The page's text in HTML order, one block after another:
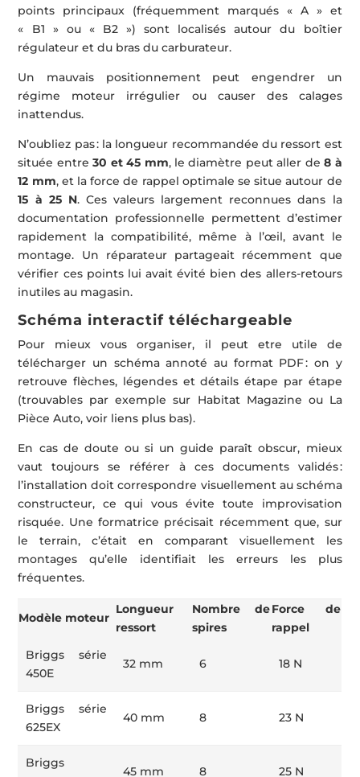
points principaux (fréquemment marqués « A » et
« B1 » ou « B2 ») sont localisés autour du boîtier
régulateur et du bras du carburateur.
Un mauvais positionnement peut engendrer un
régime moteur irrégulier ou causer des calages
inattendus.
N’oubliez pas : la longueur recommandée du ressort est
située entre30 et 45 mm, le diamètre peut aller de8 à
12 mm, et la force de rappel optimale se situe autour de
15 à 25 N. Ces valeurs largement reconnues dans la
documentation professionnelle permettent d’estimer
rapidement la compatibilité, même à l’œil, avant le
montage. Un réparateur partageait récemment que
vérifier ces points lui avait évité bien des allers-retours
inutiles au magasin.
Schéma interactif téléchargeable
Pour mieux vous organiser, il peut etre utile de
télécharger un schéma annoté au format PDF : on y
retrouve flèches, légendes et détails étape par étape
(trouvables par exemple sur Habitat Magazine ou La
Pièce Auto, voir liens plus bas).
En cas de doute ou si un guide paraît obscur, mieux
vaut toujours se référer à ces documents validés :
l’installation doit correspondre visuellement au schéma
constructeur, ce qui vous évite toute improvisation
risquée. Une formatrice précisait récemment que, sur
le terrain, c’était en comparant visuellement les
montages qu’elle identifiait les erreurs les plus
fréquentes.
Modèle moteur
Longueur
ressort
Nombre de
spires
Force de
rappel
Briggs série
450E
32 mm 6 18 N
Briggs série
625EX
40 mm 8 23 N
Briggs
45 mm 8 25 N